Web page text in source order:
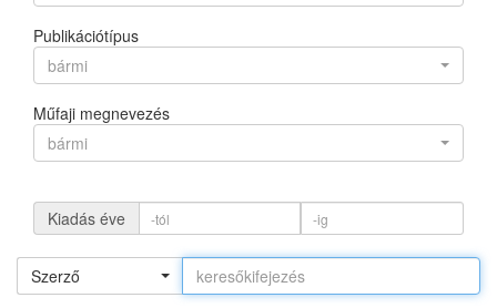
Publikációtípus
bármi
Műfaji megnevezés
bármi
Kiadás éve
Szerző